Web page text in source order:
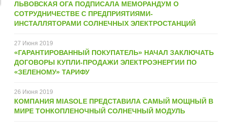
ЛЬВОВСКАЯ ОГА ПОДПИСАЛА МЕМОРАНДУМ О
СОТРУДНИЧЕСТВЕ С ПРЕДПРИЯТИЯМИ-
ИНСТАЛЛЯТОРАМИ СОЛНЕЧНЫХ ЭЛЕКТРОСТАНЦИЙ
27 Июня 2019
«ГАРАНТИРОВАННЫЙ ПОКУПАТЕЛЬ» НАЧАЛ ЗАКЛЮЧАТЬ
ДОГОВОРЫ КУПЛИ-ПРОДАЖИ ЭЛЕКТРОЭНЕРГИИ ПО
«ЗЕЛЕНОМУ» ТАРИФУ
26 Июня 2019
КОМПАНИЯ MIASOLE ПРЕДСТАВИЛА САМЫЙ МОЩНЫЙ В
МИРЕ ТОНКОПЛЕНОЧНЫЙ СОЛНЕЧНЫЙ МОДУЛЬ